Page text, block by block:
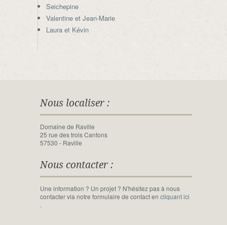
Seichepine
Valentine et Jean-Marie
Laura et Kévin
Nous localiser :
Domaine de Raville
25 rue des trois Cantons
57530 - Raville
Nous contacter :
Une information ? Un projet ? N'hésitez pas à nous
contacter via notre formulaire de contact en cliquant ici
.